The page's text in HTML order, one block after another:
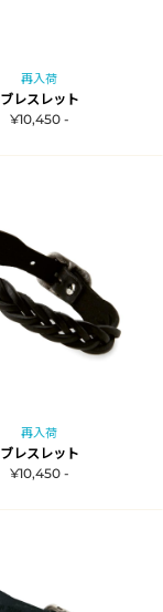
再入荷
ブレスレット
¥10,450 -
再入荷
ブレスレット
¥10,450 -